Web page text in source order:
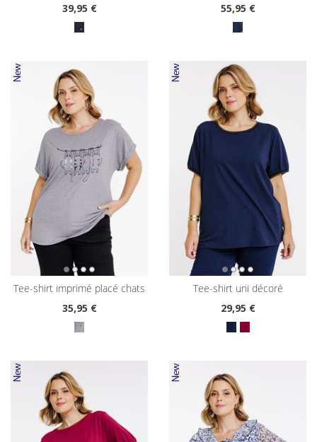
39,95 €
55,95 €
tee-shirt imprimé placé chats
35,95 €
tee-shirt uni décoré
29,95 €